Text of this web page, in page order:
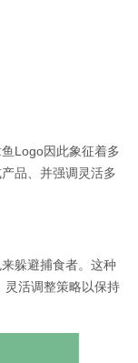
Logo因此象征着多
品、并强调灵活多
躲避捕食者。这种
灵活调整策略以保持